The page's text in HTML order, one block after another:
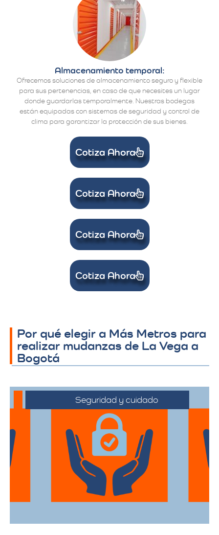
Almacenamiento temporal:
Ofrecemos soluciones de almacenamiento seguro y flexible
para sus pertenencias, en caso de que necesites un lugar
donde guardarlas temporalmente. Nuestras bodegas
están equipadas con sistemas de seguridad y control de
clima para garantizar la protección de sus bienes.
Cotiza Ahora
Cotiza Ahora
Cotiza Ahora
Cotiza Ahora
Por qué elegir a Más Metros para
realizar mudanzas de La Vega a
Bogotá
Seguridad y cuidado
Nos comprometemos a manejar sus
pertenencias con el máximo cuidado,
desde el embalaje hasta la entrega final.